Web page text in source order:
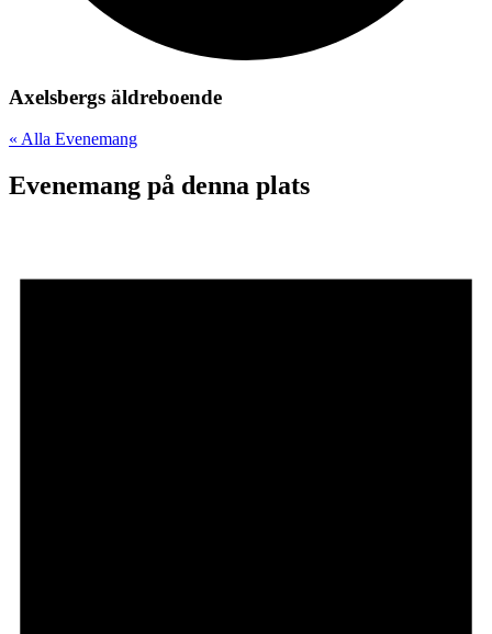
Axelsbergs äldreboende
« Alla Evenemang
Evenemang på denna plats